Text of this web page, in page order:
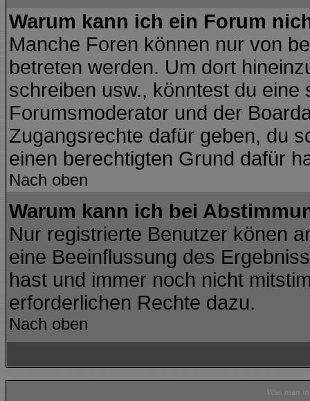
Warum kann ich ein Forum
Manche Foren können nur von
betreten werden. Um dort
schreiben usw., könntest du
Forumsmoderator und der
Zugangsrechte dafür geben, du
einen berechtigten Grund dafür
Nach oben
Warum kann ich bei
Nur registrierte Benutzer könen
eine Beeinflussung des
hast und immer noch nicht
erforderlichen Rechte dazu.
Nach oben